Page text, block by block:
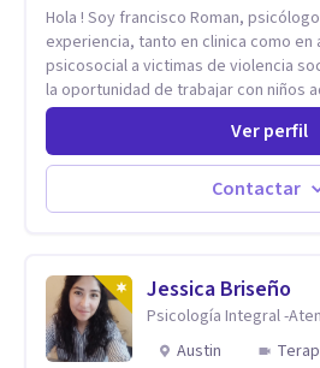
Hola ! Soy francisco Roman,
experiencia, tanto en clinica como en
psicosocial a victimas de violencia
la oportunidad de trabajar con niños
todos los espacios y esto me ha
aprendizajes que ahora pongo a tu
actualidad puedo atenderte de
de lunes a sabado. el costo de cada
el primer contacto
Ver perfil
Contactar
Jessica Briseño
Psicología Integral -
Austin